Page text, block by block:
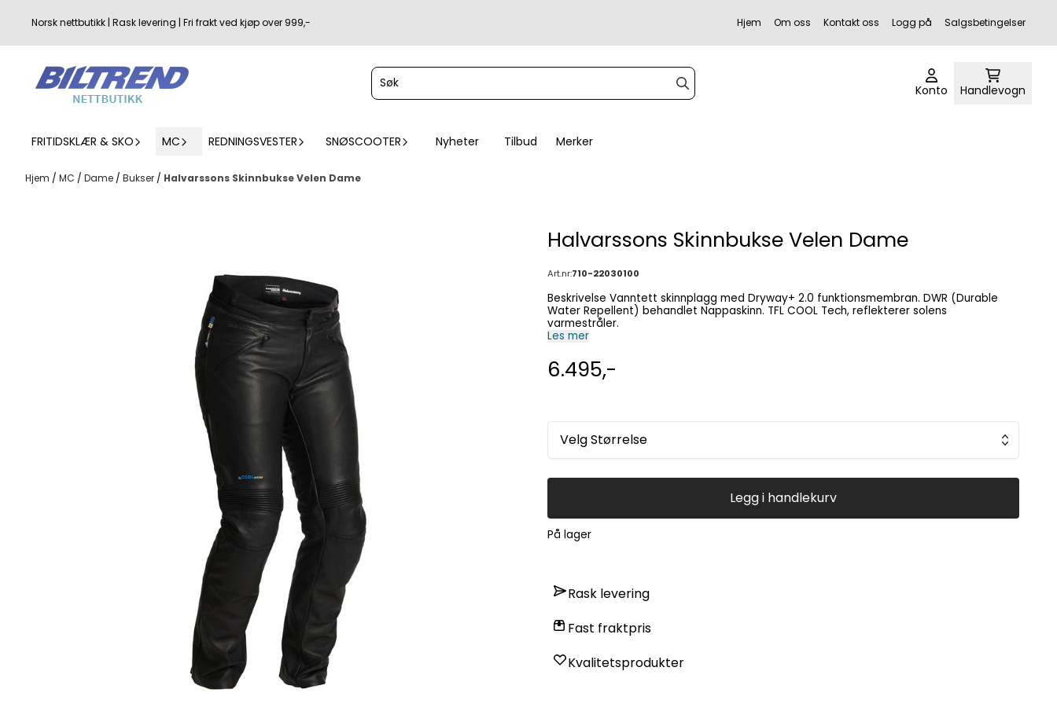
Hopp til innhold
Norsk nettbutikk | Rask levering | Fri frakt ved kjøp over 999,- Hjem Om oss Kontakt oss Logg på Salgsbetingelser
Konto Handlevogn
FRITIDSKLÆR & SKO MC REDNINGSVESTER SNØSCOOTER Nyheter Tilbud Merker
Hjem / MC / Dame / Bukser / Halvarssons Skinnbukse Velen Dame
Halvarssons Skinnbukse Velen Dame
Art.nr:710-22030100
Beskrivelse Vanntett skinnplagg med Dryway+ 2.0 funktionsmembran. DWR (Durable
Water Repellent) behandlet Nappaskinn. TFL COOL Tech, reflekterer solens
varmestråler.
Les mer
6.495,-
Velg Størrelse
Legg i handlekurv
På lager
Rask levering
Fast fraktpris
Kvalitetsprodukter